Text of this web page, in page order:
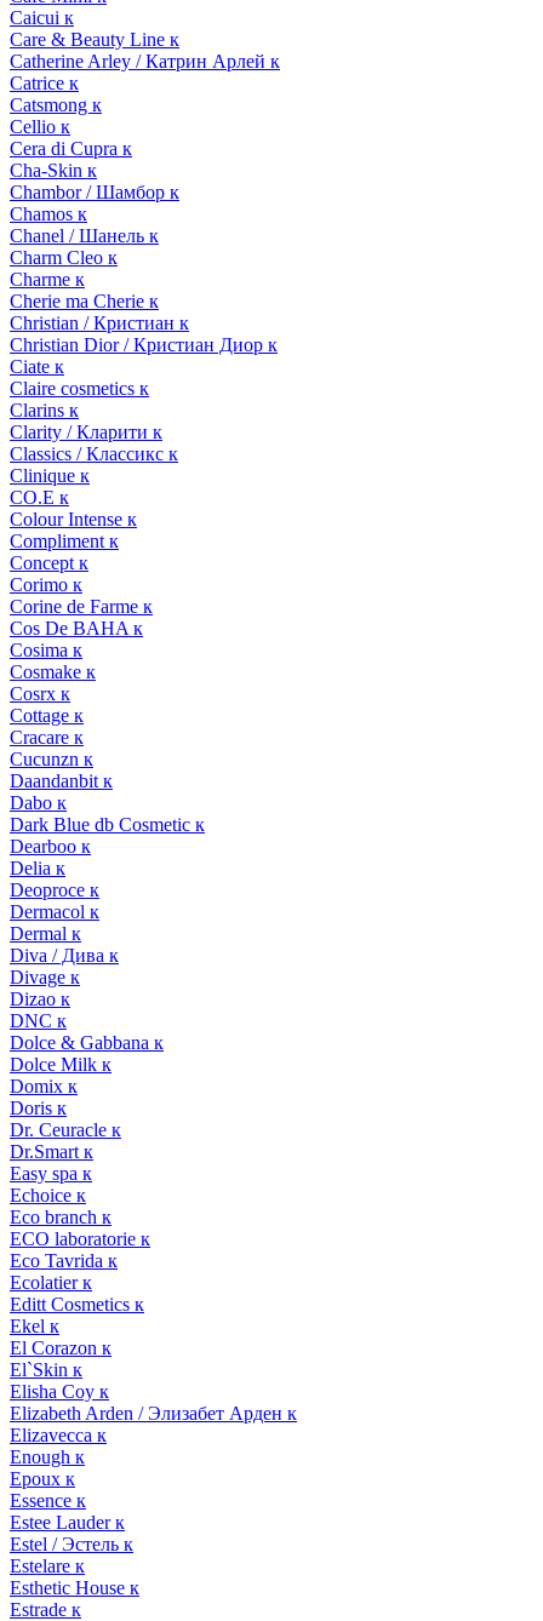
Caicui к
Care & Beauty Line к
Catherine Arley / Катрин Арлей к
Catrice к
Catsmong к
Cellio к
Cera di Cupra к
Cha-Skin к
Chambor / Шамбор к
Chamos к
Chanel / Шанель к
Charm Cleo к
Charme к
Cherie ma Cherie к
Christian / Кристиан к
Christian Dior / Кристиан Диор к
Ciate к
Claire cosmetics к
Clarins к
Clarity / Кларити к
Classics / Классикс к
Clinique к
CO.E к
Colour Intense к
Compliment к
Concept к
Corimo к
Corine de Farme к
Cos De BAHA к
Cosima к
Cosmake к
Cosrx к
Cottage к
Cracare к
Cucunzn к
Daandanbit к
Dabo к
Dark Blue db Cosmetic к
Dearboo к
Delia к
Deoproce к
Dermacol к
Dermal к
Diva / Дива к
Divage к
Dizao к
DNC к
Dolce & Gabbana к
Dolce Milk к
Domix к
Doris к
Dr. Ceuracle к
Dr.Smart к
Easy spa к
Echoice к
Eco branch к
ECO laboratorie к
Eco Tavrida к
Ecolatier к
Editt Cosmetics к
Ekel к
El Corazon к
El`Skin к
Elisha Coy к
Elizabeth Arden / Элизабет Арден к
Elizavecca к
Enough к
Epoux к
Essence к
Estee Lauder к
Estel / Эстель к
Estelare к
Esthetic House к
Estrade к